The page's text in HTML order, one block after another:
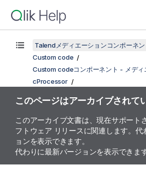
Talendメディエーションコンポーネン
Custom code
Custom codeコンポーネント - メディ
cProcessor
このページはアーカイブされて
このアーカイブ文書は、現在サポート
フトウェア リリースに関連します。代
ョンを表示できます。
代わりに最新バージョンを表示できま